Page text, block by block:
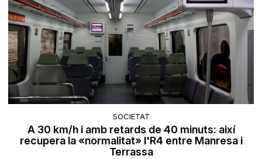
SOCIETAT
A 30 km/h i amb retards de 40 minuts: així
recupera la «normalitat» l'R4 entre Manresa i
Terrassa